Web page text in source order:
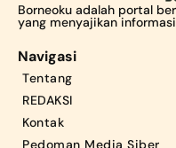
Borneoku adalah portal
yang menyajikan
Navigasi
Tentang
REDAKSI
Kontak
Pedoman Media Siber